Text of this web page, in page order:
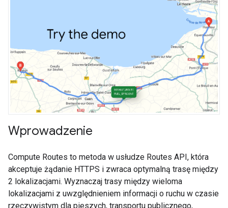
Wprowadzenie
Compute Routes to metoda w usłudze Routes API, która
akceptuje żądanie HTTPS i zwraca optymalną trasę między
2 lokalizacjami. Wyznaczaj trasy między wieloma
lokalizacjami z uwzględnieniem informacji o ruchu w czasie
rzeczywistym dla pieszych, transportu publicznego,